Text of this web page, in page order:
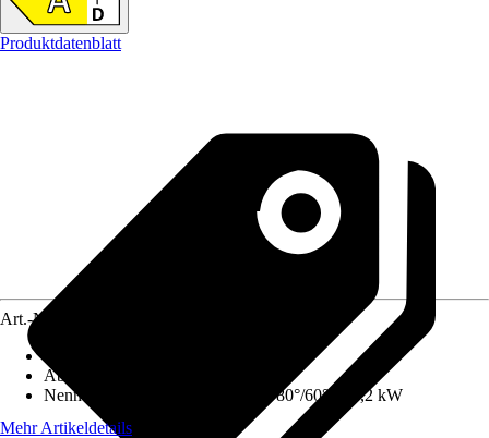
Produktdatenblatt
Art.-Nr.
Abgasanschluss
Nennwärmeleistung (Heizbetrieb 80°/60°)
17,2 kW
Mehr Artikeldetails